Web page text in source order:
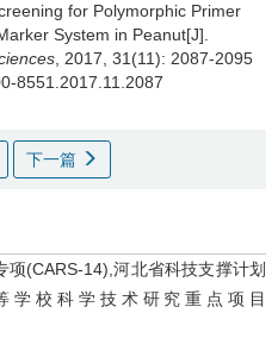
for Polymorphic Primer
System in Peanut[J].
, 2017, 31(11): 2087-2095
8551.2017.11.2087
下一篇
(CARS-14),河北省科技支撑计划
学校科学技术研究重点项目